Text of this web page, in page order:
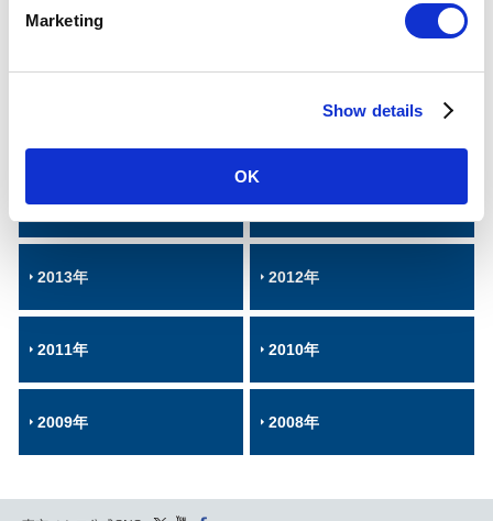
Marketing
Show details
OK
2015年 2014年
2013年 2012年
2011年 2010年
2009年 2008年